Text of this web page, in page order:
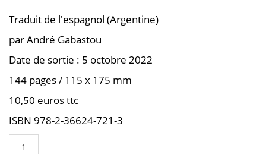
Traduit de l'espagnol (Argentine)
par André Gabastou
Date de sortie : 5 octobre 2022
144 pages / 115 x 175 mm
10,50 euros ttc
ISBN 978-2-36624-721-3